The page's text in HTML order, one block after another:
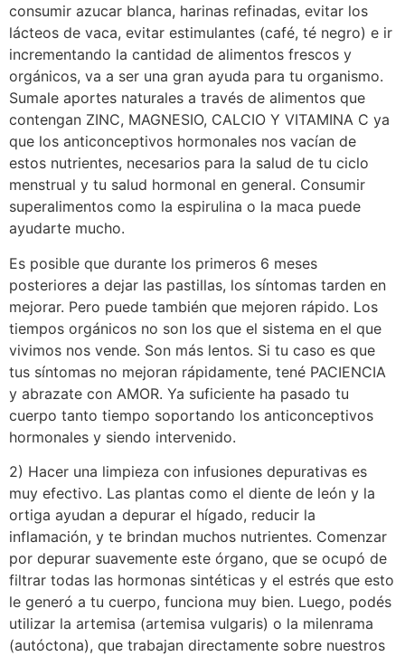
consumir azucar blanca, harinas refinadas, evitar los
lácteos de vaca, evitar estimulantes (café, té negro) e ir
incrementando la cantidad de alimentos frescos y
orgánicos, va a ser una gran ayuda para tu organismo.
Sumale aportes naturales a través de alimentos que
contengan ZINC, MAGNESIO, CALCIO Y VITAMINA C ya
que los anticonceptivos hormonales nos vacían de
estos nutrientes, necesarios para la salud de tu ciclo
menstrual y tu salud hormonal en general. Consumir
superalimentos como la espirulina o la maca puede
ayudarte mucho.
Es posible que durante los primeros 6 meses
posteriores a dejar las pastillas, los síntomas tarden en
mejorar. Pero puede también que mejoren rápido. Los
tiempos orgánicos no son los que el sistema en el que
vivimos nos vende. Son más lentos. Si tu caso es que
tus síntomas no mejoran rápidamente, tené PACIENCIA
y abrazate con AMOR. Ya suficiente ha pasado tu
cuerpo tanto tiempo soportando los anticonceptivos
hormonales y siendo intervenido.
2) Hacer una limpieza con infusiones depurativas es
muy efectivo. Las plantas como el diente de león y la
ortiga ayudan a depurar el hígado, reducir la
inflamación, y te brindan muchos nutrientes. Comenzar
por depurar suavemente este órgano, que se ocupó de
filtrar todas las hormonas sintéticas y el estrés que esto
le generó a tu cuerpo, funciona muy bien. Luego, podés
utilizar la artemisa (artemisa vulgaris) o la milenrama
(autóctona), que trabajan directamente sobre nuestros